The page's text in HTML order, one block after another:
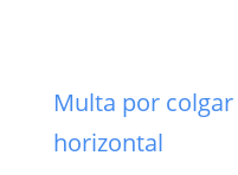
Multa por
horizontal